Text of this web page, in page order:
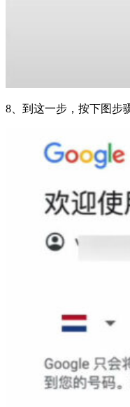
8、到这一步，按下图步